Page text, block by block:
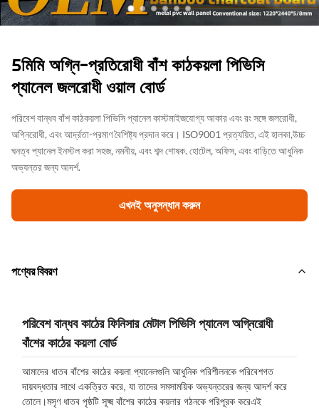
5মিমি অগ্নি-প্রতিরোধী বাঁশ কাঠকয়লা পিভিসি
প্যানেল জলরোধী ওয়াল বোর্ড
পরিবেশ বান্ধব বাঁশ কাঠকয়লা পিভিসি প্যানেল কাস্টমাইজযোগ্য আকার এবং রং সঙ্গে জলরোধী,
অগ্নিরোধী, এবং আর্দ্রতা-প্রমাণ বৈশিষ্ট্য প্রদান করে। ISO9001 প্রত্যয়িত, এই হালকা,উচ্চ
ঘনত্ব প্যানেল ইনস্টল করা সহজ, নমনীয়, এবং শব্দ শোষক. হোটেল, অফিস, এবং বাড়িতে আধুনিক
অভ্যন্তর জন্য আদর্শ.
এখনই অনুসন্ধান করুন
পণ্যের বিবরণ
পরিবেশ বান্ধব কাঠের ফিনিসার মেটাল পিভিসি প্যানেল অগ্নিরোধী
বাঁশের কাঠের কয়লা বোর্ড
আমাদের ধাতব বাঁশের কাঠের কয়লা প্যানেলগুলি আধুনিক পরিশীলনকে পরিবেশগত
দায়বদ্ধতার সাথে একত্রিত করে, যা তাদের সমসাময়িক অভ্যন্তরের জন্য আদর্শ করে
তোলে।মসৃণ ধাতব পৃষ্ঠটি সূক্ষ্ম বাঁশের কাঠের কয়লার গঠনকে পরিপূরক করেএই